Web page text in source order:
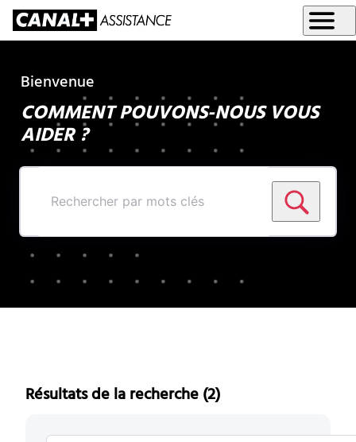
Bienvenue
COMMENT POUVONS-NOUS VOUS
AIDER ?
Rechercher
par
mots
Résultats de la recherche (2)